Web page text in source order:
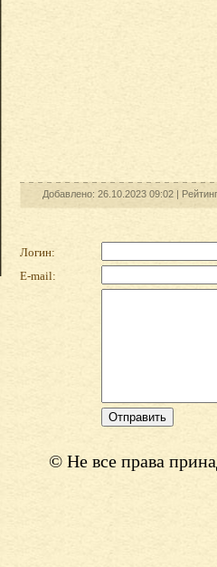
Добавлено: 26.10.2023 09:02 |
Логин:
E-mail:
© Не все права